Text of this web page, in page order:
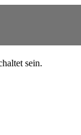
sein.